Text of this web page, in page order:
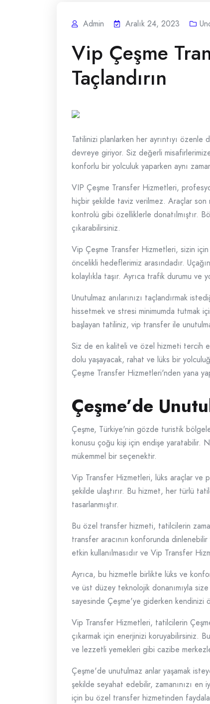
Admin Aralık 24, 2023
Vip Çeşme
Taçlandırın
Tatilinizi planlarken her ayrıntıyı
devreye giriyor. Siz değerli
konforlu bir yolculuk yaparken aynı
VIP Çeşme Transfer Hizmetleri,
hiçbir şekilde taviz verilmez. Araçlar son
kontrolü gibi özelliklerle donatılmıştır.
çıkarabilirsiniz.
Vip Çeşme Transfer Hizmetleri, sizin için
öncelikli hedeflerimiz arasındadır.
kolaylıkla taşır. Ayrıca trafik durumu ve
Unutulmaz anılarınızı taçlandırmak
hissetmek ve stresi minimumda tutmak
başlayan tatiliniz, vip transfer ile
Siz de en kaliteli ve özel hizmeti tercih
dolu yaşayacak, rahat ve lüks bir
Çeşme Transfer Hizmetleri'nden yana
Çeşme’de
Çeşme, Türkiye'nin gözde turistik
konusu çoğu kişi için endişe yaratabilir.
mükemmel bir seçenektir.
Vip Transfer Hizmetleri, lüks araçlar ve
şekilde ulaştırır. Bu hizmet, her türlü
tasarlanmıştır.
Bu özel transfer hizmeti, tatilcilerin
transfer aracının konforunda
etkin kullanılmasıdır ve Vip Transfer
Ayrıca, bu hizmetle birlikte lüks ve
ve üst düzey teknolojik donanımıyla
sayesinde Çeşme'ye giderken kendinizi
Vip Transfer Hizmetleri, tatilcilerin
çıkarmak için enerjinizi koruyabilirsiniz.
ve lezzetli yemekleri gibi cazibe
Çeşme'de unutulmaz anlar yaşamak
şekilde seyahat edebilir, zamanınızı
için bu özel transfer hizmetinden